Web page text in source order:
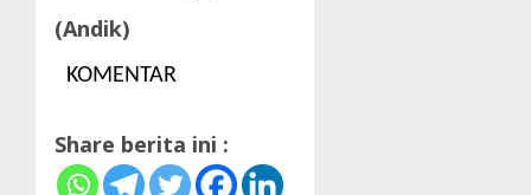
(Andik)
KOMENTAR
Share berita ini :